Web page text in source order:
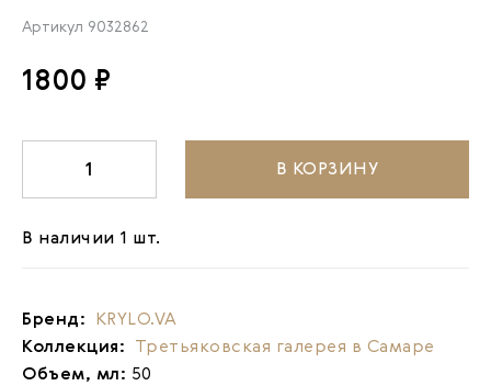
Артикул 9032862
1800 ₽
1 В КОРЗИНУ
В наличии 1 шт.
Бренд: KRYLO.VA
Коллекция: Третьяковская галерея в Самаре
Объем, мл: 50